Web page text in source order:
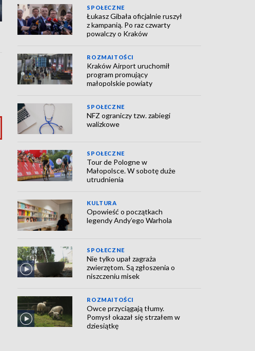
SPOŁECZNE
Łukasz Gibała oficjalnie ruszył
z kampanią. Po raz czwarty
powalczy o Kraków
ROZMAITOŚCI
Kraków Airport uruchomił
program promujący
małopolskie powiaty
SPOŁECZNE
NFZ ograniczy tzw. zabiegi
walizkowe
SPOŁECZNE
Tour de Pologne w
Małopolsce. W sobotę duże
utrudnienia
KULTURA
Opowieść o początkach
legendy Andy’ego Warhola
SPOŁECZNE
Nie tylko upał zagraża
zwierzętom. Są zgłoszenia o
niszczeniu misek
ROZMAITOŚCI
Owce przyciągają tłumy.
Pomysł okazał się strzałem w
dziesiątkę